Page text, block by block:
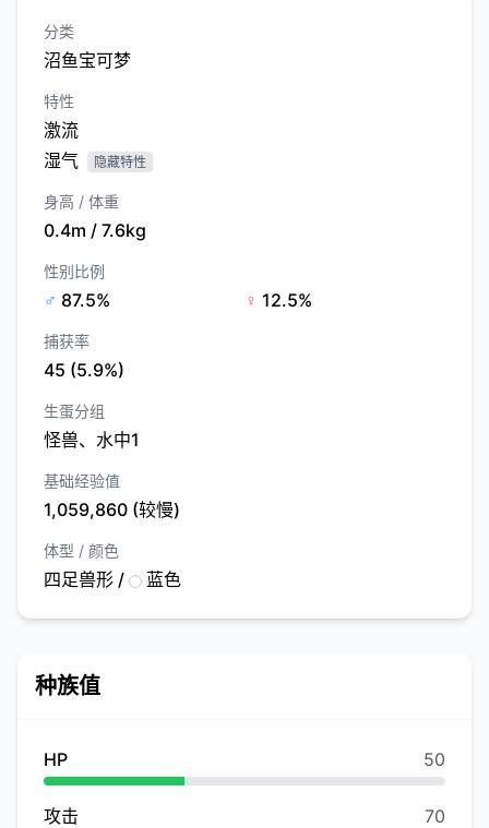
分类
沼鱼宝可梦
特性
激流
湿气
隐藏特性
身高 / 体重
0.4m / 7.6kg
性别比例
♂ 87.5% ♀ 12.5%
捕获率
45 (5.9%)
生蛋分组
怪兽、水中1
基础经验值
1,059,860 (较慢)
体型 / 颜色
四足兽形 / 蓝色
种族值
HP 50
攻击 70